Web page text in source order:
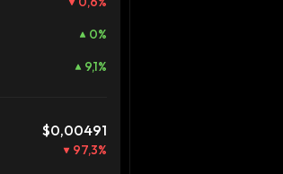
0%
9,1%
$0,00491
97,3%